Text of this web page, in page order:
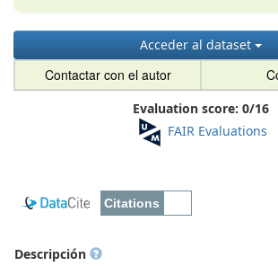
Acceder al dataset
Contactar con el autor
Evaluation score: 0/16
FAIR Evaluations
Descripción